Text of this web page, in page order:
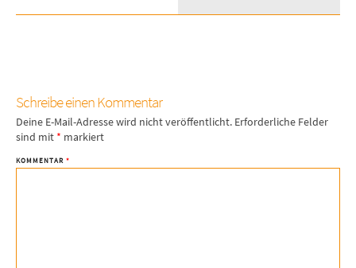
Schreibe einen Kommentar
Deine E-Mail-Adresse wird nicht veröffentlicht. Erforderliche Felder
sind mit * markiert
KOMMENTAR *